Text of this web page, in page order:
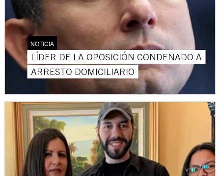
NOTICIA
LÍDER DE LA OPOSICIÓN CONDENADO A
ARRESTO DOMICILIARIO